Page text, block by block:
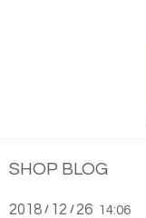
SHOP BLOG
2018 / 12 / 26 14:06